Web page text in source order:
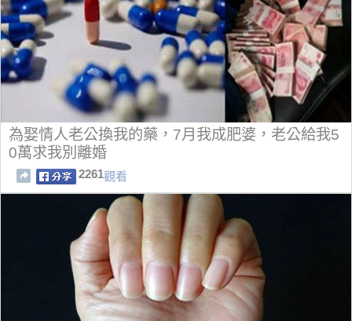
為娶情人老公換我的藥，7月我成肥婆，老公給我5
0萬求我別離婚
2261觀看